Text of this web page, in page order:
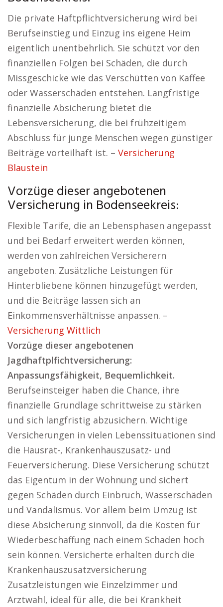
Die private Haftpflichtversicherung wird bei
Berufseinstieg und Einzug ins eigene Heim
eigentlich unentbehrlich. Sie schützt vor den
finanziellen Folgen bei Schäden, die durch
Missgeschicke wie das Verschütten von Kaffee
oder Wasserschäden entstehen. Langfristige
finanzielle Absicherung bietet die
Lebensversicherung, die bei frühzeitigem
Abschluss für junge Menschen wegen günstiger
Beiträge vorteilhaft ist. – Versicherung
Blaustein
Vorzüge dieser angebotenen
Versicherung in Bodenseekreis:
Flexible Tarife, die an Lebensphasen angepasst
und bei Bedarf erweitert werden können,
werden von zahlreichen Versicherern
angeboten. Zusätzliche Leistungen für
Hinterbliebene können hinzugefügt werden,
und die Beiträge lassen sich an
Einkommensverhältnisse anpassen. –
Versicherung Wittlich
Vorzüge dieser angebotenen
Jagdhaftplfichtversicherung:
Anpassungsfähigkeit, Bequemlichkeit.
Berufseinsteiger haben die Chance, ihre
finanzielle Grundlage schrittweise zu stärken
und sich langfristig abzusichern. Wichtige
Versicherungen in vielen Lebenssituationen sind
die Hausrat-, Krankenhauszusatz- und
Feuerversicherung. Diese Versicherung schützt
das Eigentum in der Wohnung und sichert
gegen Schäden durch Einbruch, Wasserschäden
und Vandalismus. Vor allem beim Umzug ist
diese Absicherung sinnvoll, da die Kosten für
Wiederbeschaffung nach einem Schaden hoch
sein können. Versicherte erhalten durch die
Krankenhauszusatzversicherung
Zusatzleistungen wie Einzelzimmer und
Arztwahl, ideal für alle, die bei Krankheit